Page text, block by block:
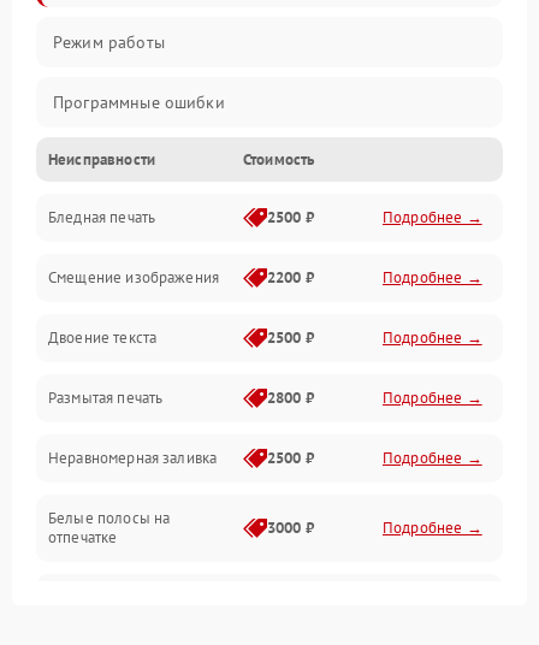
Режим работы
Программные ошибки
Картриджи и расходники
Сканер и копирование
Механика и узлы
Программные сбои
Подключение и интерфейсы
Дисплей и органы управления
Изображение
Неисправности Стоимость
Бледная печать 2500 ₽ Подробнее →
Смещение изображения 2200 ₽ Подробнее →
Двоение текста 2500 ₽ Подробнее →
Размытая печать 2800 ₽ Подробнее →
Неравномерная заливка 2500 ₽ Подробнее →
Белые полосы на
отпечатке
3000 ₽ Подробнее →